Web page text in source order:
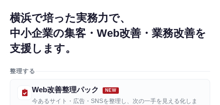
横浜で培った実務力で、
中小企業の集客・Web改善・業務改善を
支援します。
整理する
Web改善整理パック
今あるサイト・広告・SNSを整理し、次の一手を見える化しま